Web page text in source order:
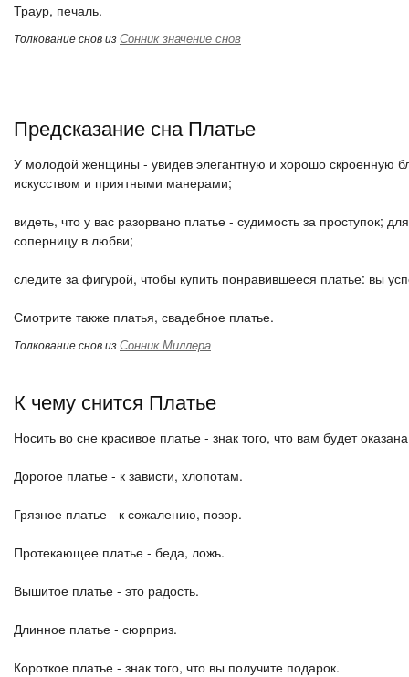
Траур, печаль.
Толкование снов изСонник значение снов
Предсказание сна Платье
У молодой женщины - увидев элегантную и хорошо скроенную
искусством и приятными манерами;
видеть, что у вас разорвано платье - судимость за проступок;
соперницу в любви;
следите за фигурой, чтобы купить понравившееся платье: вы
Смотрите также платья, свадебное платье.
Толкование снов изСонник Миллера
К чему снится Платье
Носить во сне красивое платье - знак того, что вам будет
Дорогое платье - к зависти, хлопотам.
Грязное платье - к сожалению, позор.
Протекающее платье - беда, ложь.
Вышитое платье - это радость.
Длинное платье - сюрприз.
Короткое платье - знак того, что вы получите подарок.